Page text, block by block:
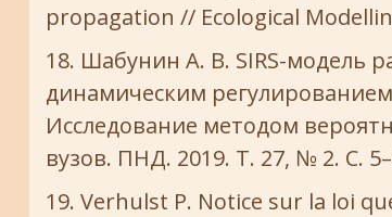
propagation // Ecological
Шабунин А. В. SIRS-модель
динамическим
Исследование методом
вузов. ПНД. 2019. T. 27, № 2. C.
Verhulst P. Notice sur la loi